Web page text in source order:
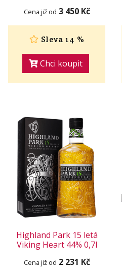
Cena již od 3 450 Kč
Sleva 14 %
Chci koupit
Highland Park 15 letá
Viking Heart 44% 0,7l
Cena již od 2 231 Kč